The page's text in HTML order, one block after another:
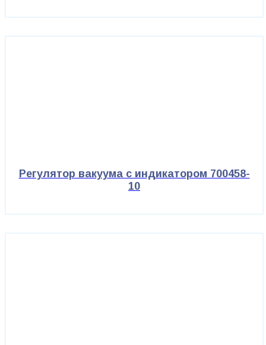
Регулятор вакуума с индикатором 700458-
10